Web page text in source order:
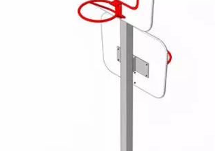
АРТИКУЛ:
ГАБАРИТЫ:
1050 x 1205 x